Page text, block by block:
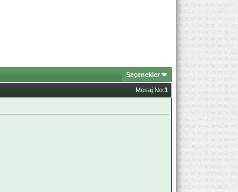
Seçenekler
Mesaj No:1